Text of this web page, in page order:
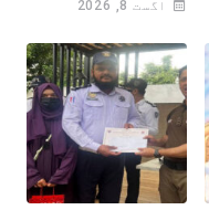
اگست 8, 2026